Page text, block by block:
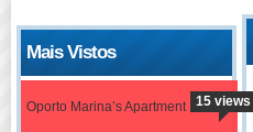
Mais Vistos
Oporto Marina’s Apartment 15 views